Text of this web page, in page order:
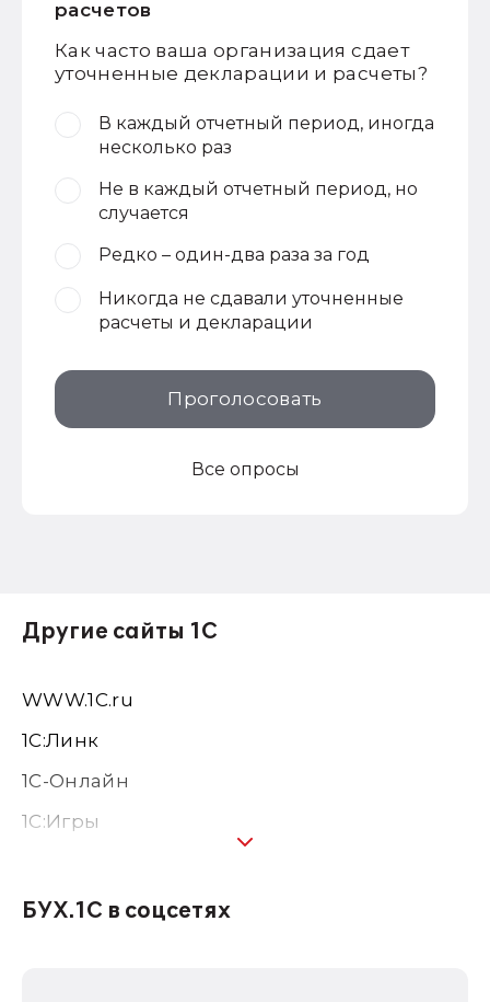
расчетов
Как часто ваша организация сдает
уточненные декларации и расчеты?
В каждый отчетный период, иногда
несколько раз
Не в каждый отчетный период, но
случается
Редко – один-два раза за год
Никогда не сдавали уточненные
расчеты и декларации
Проголосовать
Все опросы
Другие сайты 1С
WWW.1С.ru
1С:Линк
1С-Онлайн
1C:Игры
1С:Консалтинг
БУХ.1С в соцсетях